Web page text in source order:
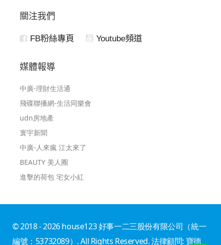
關注我們
FB粉絲專頁 Youtube頻道
媒體報導
中廣-理財生活通
飛碟聯播網-生活同樂會
udn房地產
寰宇新聞
中廣-人來瘋 江太來了
BEAUTY 美人圈
進擊的荷包 宅女小紅
© 2018 - 2026 house123 好事一二三股份有限公司（統一
編號：53732089）. All Rights Reserved. 法律顧問: 寶德